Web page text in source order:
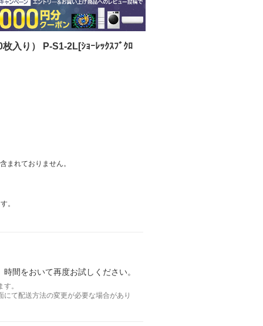
入り） P-S1-2L[ｼｮｰﾚｯｸｽﾌﾞｸﾛ
まれておりません。
。
間をおいて再度お試しください。
。
て配送方法の変更が必要な場合があり